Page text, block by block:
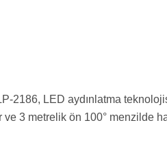
2186, LED aydınlatma
ve 3 metrelik ön 100° menzilde